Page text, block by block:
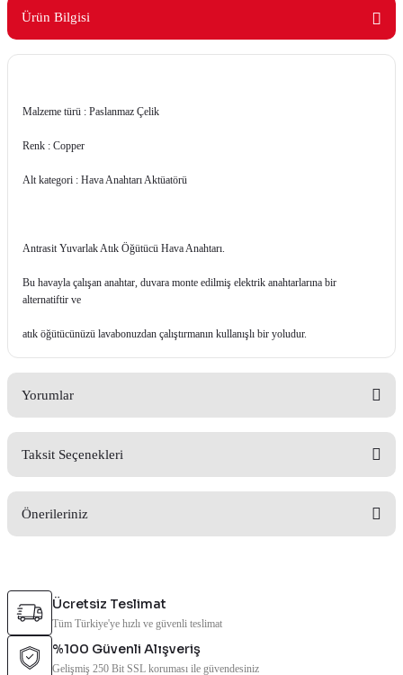
Ürün Bilgisi
Malzeme türü : Paslanmaz Çelik
Renk : Copper
Alt kategori : Hava Anahtarı Aktüatörü
Antrasit Yuvarlak Atık Öğütücü Hava Anahtarı.
Bu havayla çalışan anahtar, duvara monte edilmiş elektrik anahtarlarına bir
alternatiftir ve
atık öğütücünüzü lavabonuzdan çalıştırmanın kullanışlı bir yoludur.
Yorumlar
Yorum Yaz
Taksit Seçenekleri
Önerileriniz
yetersiz gördüğünüz noktaları öneri formunu kullanarak tarafımıza
iletebilirsiniz.
Görüş ve önerileriniz için teşekkür ederiz.
Ürün resmi kalitesiz, bozuk veya görüntülenemiyor.
Ücretsiz Teslimat
Tüm Türkiye'ye hızlı ve güvenli teslimat
%100 Güvenli Alışveriş
Gelişmiş 250 Bit SSL koruması ile güvendesiniz